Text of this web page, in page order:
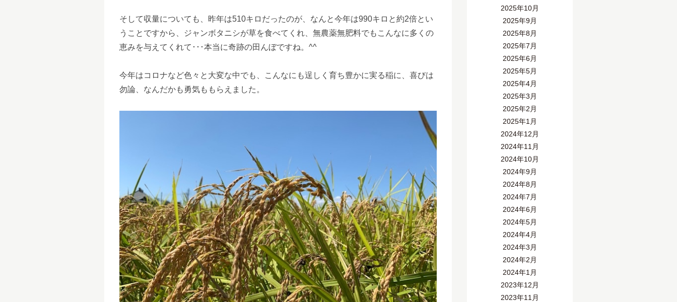
そして収量についても、昨年は510キロだったのが、なんと今年は990キロと約2倍とい
うことですから、ジャンボタニシが草を食べてくれ、無農薬無肥料でもこんなに多くの
恵みを与えてくれて･･･本当に奇跡の田んぼですね。^^
今年はコロナなど色々と大変な中でも、こんなにも逞しく育ち豊かに実る稲に、喜びは
勿論、なんだかも勇気ももらえました。
2025年10月
2025年9月
2025年8月
2025年7月
2025年6月
2025年5月
2025年4月
2025年3月
2025年2月
2025年1月
2024年12月
2024年11月
2024年10月
2024年9月
2024年8月
2024年7月
2024年6月
2024年5月
2024年4月
2024年3月
2024年2月
2024年1月
2023年12月
2023年11月